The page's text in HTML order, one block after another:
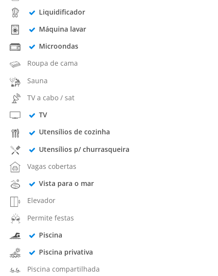
Liquidificador
Máquina lavar
Microondas
Roupa de cama
Sauna
TV a cabo / sat
TV
Utensílios de cozinha
Utensílios p/ churrasqueira
Vagas cobertas
Vista para o mar
Elevador
Permite festas
Piscina
Piscina privativa
Piscina compartilhada